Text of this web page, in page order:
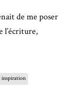
de me poser
l’écriture,
inspiration